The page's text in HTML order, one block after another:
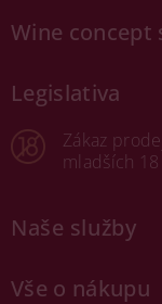
Wine concept
Legislativa
Zákaz
mladších
Naše služby
Vše o nákupu